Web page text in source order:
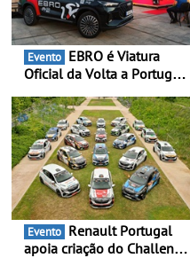
Evento
Oficial da Volta a Portugal
presença nacional ao lado
da mítica prova de ciclismo
e leva a sua gama SUV
multi-energia às estradas
de Portugal
Evento
apoia criação do Challenge